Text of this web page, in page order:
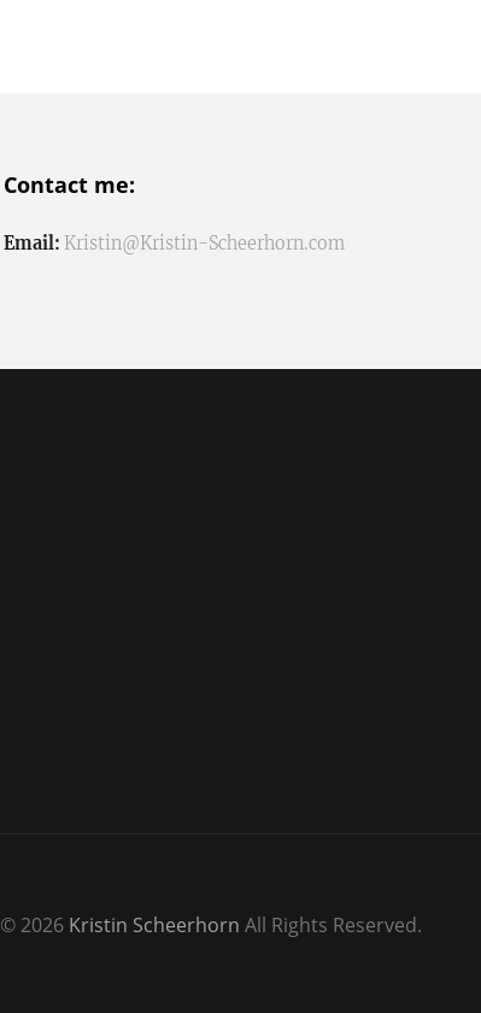
Contact me:
Email: Kristin@Kristin-Scheerhorn.com
© 2026 Kristin Scheerhorn All Rights Reserved.